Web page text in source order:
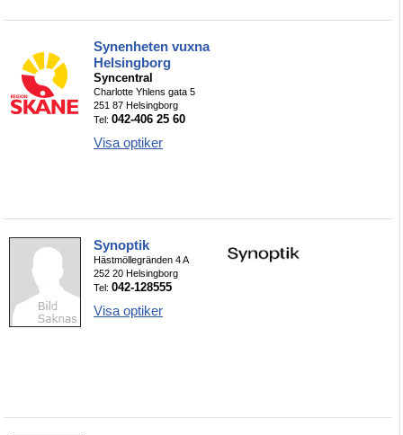
Synenheten vuxna
Helsingborg
Syncentral
Charlotte Yhlens gata 5
251 87 Helsingborg
Tel: 042-406 25 60
Visa optiker
Synoptik
Hästmöllegränden 4 A
252 20 Helsingborg
Tel: 042-128555
Visa optiker